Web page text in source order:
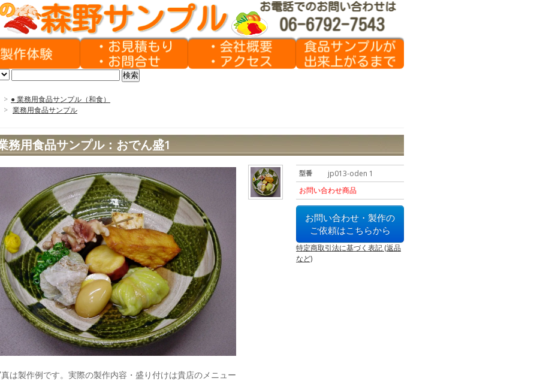
> ● 業務用食品サンプル（和食）
> 業務用食品サンプル
務用食品サンプル：おでん盛1
型番
jp013-oden 1
お問い合わせ商品
お問い合わせ・製作の
ご依頼はこちらから
特定商取引法に基づく表記 (返品
など)
は製作例です。実際の製作内容・盛り付けは貴店のメニュー